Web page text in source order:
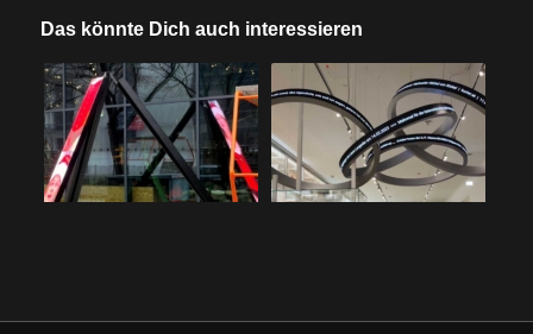
Das könnte Dich auch interessieren